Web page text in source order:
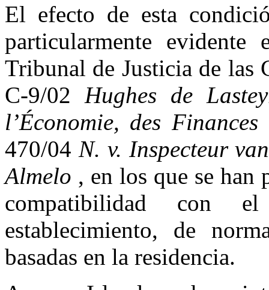
El efecto de esta
particularmente evidente
Tribunal de Justicia de las
C-9/02 Hughes de
l’Économie, des
470/04 N. v. Inspecteur
Almelo , en los que se han
compatibilidad con
establecimiento, de
basadas en la residencia.